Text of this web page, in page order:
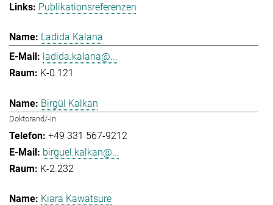
Publikationsreferenzen
Ladida Kalana
ladida.kalana@...
K-0.121
Birgül Kalkan
Doktorand/-in
+49 331 567-9212
birguel.kalkan@...
K-2.232
Kiara Kawatsure